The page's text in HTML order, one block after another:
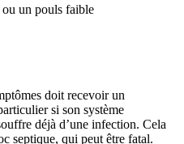
un pouls faible
doit recevoir un
si son système
déjà d’une infection. Cela
septique, qui peut être fatal.